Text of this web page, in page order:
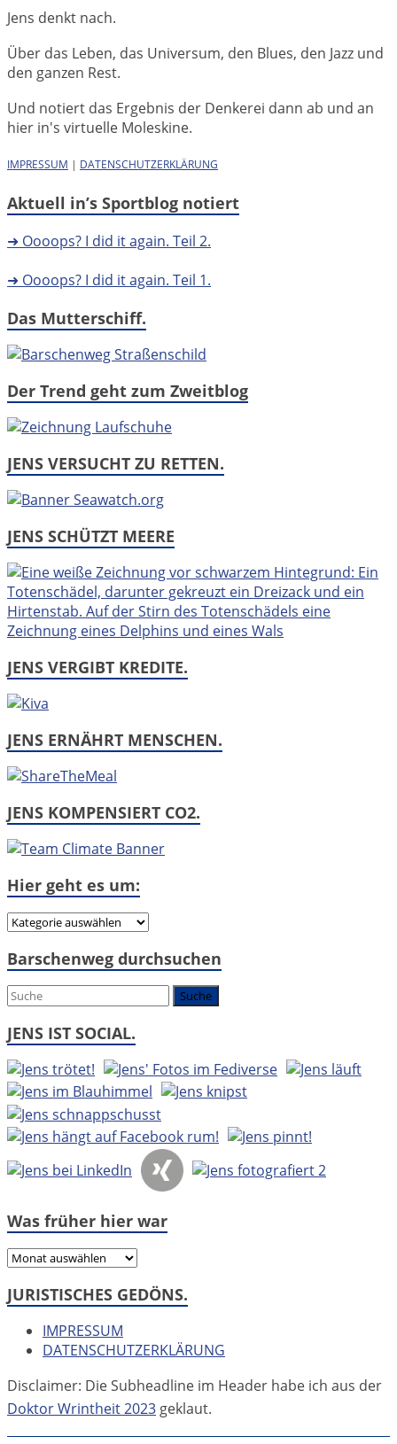
Jens denkt nach.
Über das Leben, das Universum, den Blues, den Jazz und
den ganzen Rest.
Und notiert das Ergebnis der Denkerei dann ab und an
hier in's virtuelle Moleskine.
IMPRESSUM | DATENSCHUTZERKLÄRUNG
Aktuell in’s Sportblog notiert
➜ Oooops? I did it again. Teil 2.
➜ Oooops? I did it again. Teil 1.
Das Mutterschiff.
Der Trend geht zum Zweitblog
JENS VERSUCHT ZU RETTEN.
JENS SCHÜTZT MEERE
JENS VERGIBT KREDITE.
JENS ERNÄHRT MENSCHEN.
JENS KOMPENSIERT CO2.
Hier geht es um:
Hier
es
Barschenweg durchsuchen
JENS IST SOCIAL.
Was früher hier war
Was
hier
JURISTISCHES GEDÖNS.
IMPRESSUM
DATENSCHUTZERKLÄRUNG
Disclaimer: Die Subheadline im Header habe ich aus der
Doktor Wrintheit 2023 geklaut.